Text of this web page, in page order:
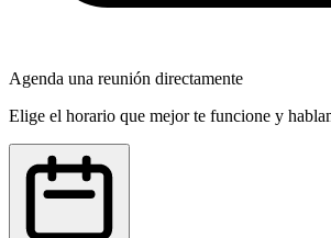
Agenda una reunión directamente
Elige el horario que mejor te funcione y